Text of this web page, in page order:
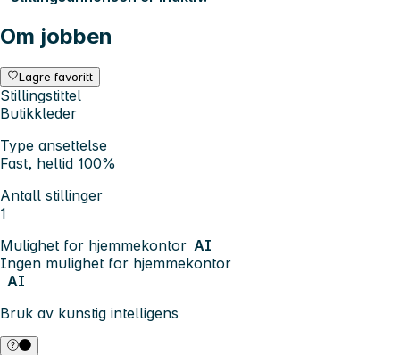
Om jobben
Lagre favoritt
Stillingstittel
Butikkleder
Type ansettelse
Fast, heltid 100%
Antall stillinger
1
Mulighet for hjemmekontor AI
Ingen mulighet for hjemmekontor
AI
Bruk av kunstig intelligens